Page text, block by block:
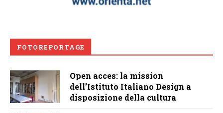
FOTOREPORTAGE
Open acces: la mission
dell’Istituto Italiano Design a
disposizione della cultura